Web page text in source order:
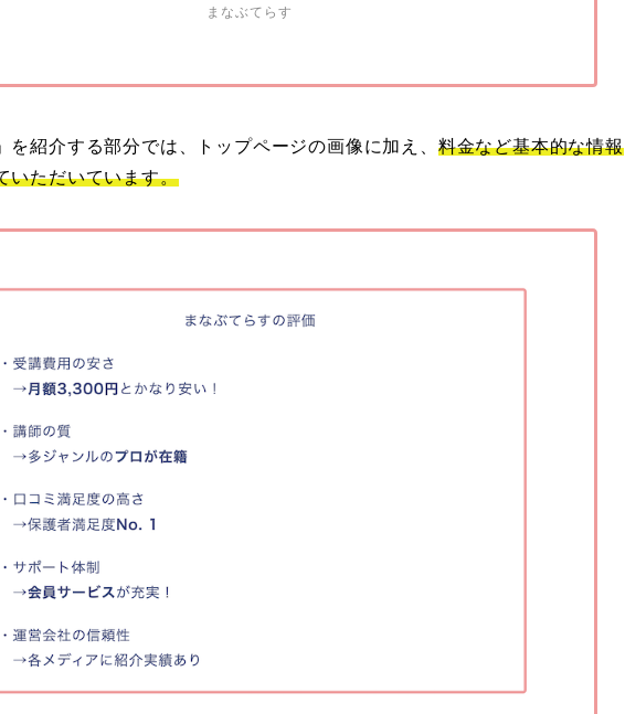
まなぶてらす
を紹介する部分では、トップページの画像に加え、 料金など基本的な情報
いただいています。